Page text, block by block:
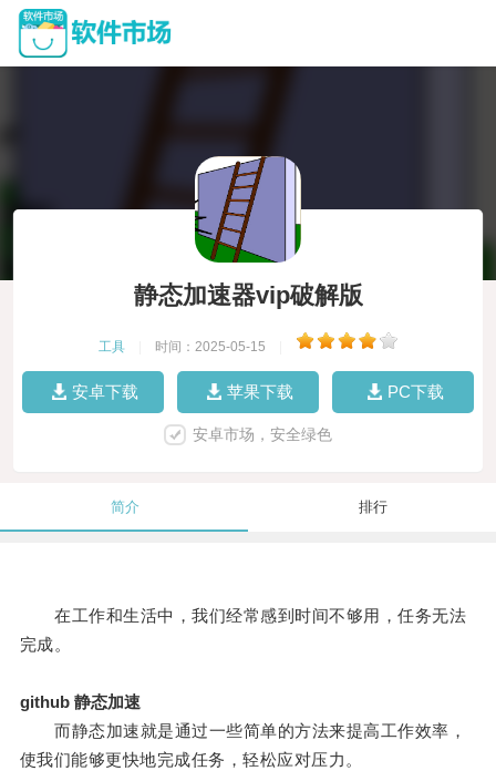
静态加速器vip破解版
工具 时间：2025-05-15
安卓下载 苹果下载 PC下载
安卓市场，安全绿色
简介 排行
在工作和生活中，我们经常感到时间不够用，任务无法
完成。
github 静态加速
而静态加速就是通过一些简单的方法来提高工作效率，
使我们能够更快地完成任务，轻松应对压力。